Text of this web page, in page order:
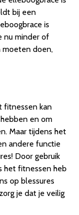
bij een
is
nu minder of
moeten doen,
fitnessen kan
en om
Maar tijdens het
andere functie
Door gebruik
het fitnessen heb
op blessures
je dat je veilig